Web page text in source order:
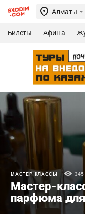
Алматы
Билеты Афиша
МАСТЕР-КЛАССЫ 345
Мастер-
парфюма